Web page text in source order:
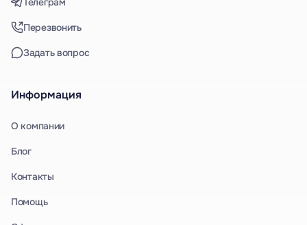
Перезвонить
Задать вопрос
Информация
О компании
Блог
Контакты
Помощь